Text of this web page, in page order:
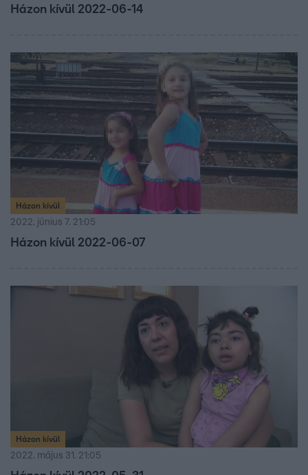
Házon kívül 2022-06-14
Házon kívül
2022. június 7. 21:05
Házon kívül 2022-06-07
Házon kívül
2022. május 31. 21:05